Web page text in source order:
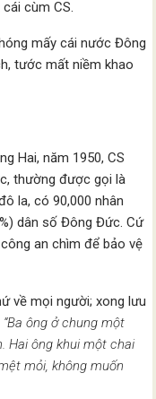
cùm CS.
mấy cái nước Đông
tước mất niềm khao
Hai, năm 1950, CS
thường được gọi là
la, có 90,000 nhân
dân số Đông Đức. Cứ
an chìm để bảo vệ
về mọi người; xong lưu
“Ba ông ở chung một
Hai ông khui một chai
mỏi, không muốn